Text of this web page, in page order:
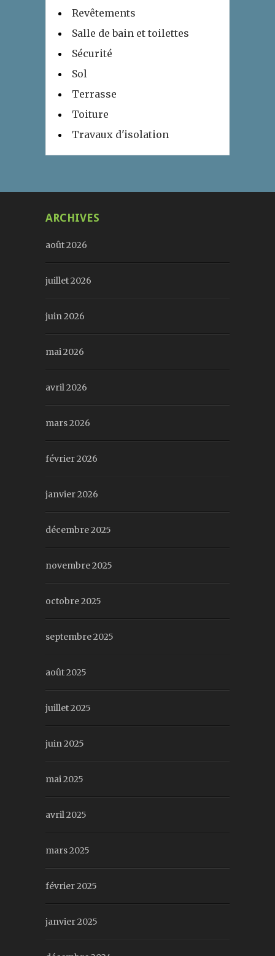
Revêtements
Salle de bain et toilettes
Sécurité
Sol
Terrasse
Toiture
Travaux d'isolation
ARCHIVES
août 2026
juillet 2026
juin 2026
mai 2026
avril 2026
mars 2026
février 2026
janvier 2026
décembre 2025
novembre 2025
octobre 2025
septembre 2025
août 2025
juillet 2025
juin 2025
mai 2025
avril 2025
mars 2025
février 2025
janvier 2025